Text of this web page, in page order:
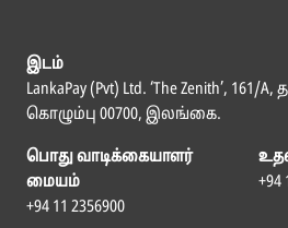
இடம்
LankaPay (Pvt) Ltd. ‘The Zenith’,
கொழும்பு 00700, இலங்கை.
பொது வாடிக்கையாளர்
மையம்
+94 11 2356900
+94